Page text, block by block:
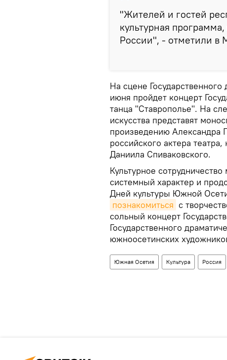
"Жителей и гостей
культурная
России", - отметили в
На сцене Государственного
июня пройдет концерт
танца "Ставрополье". На
искусства представят
произведению Александра
российского актера
Даниила Спиваковского.
Культурное
системный характер и
Дней культуры Южной
познакомиться с
сольный концерт
Государственного
южноосетинских
Южная Осетия Культура Россия